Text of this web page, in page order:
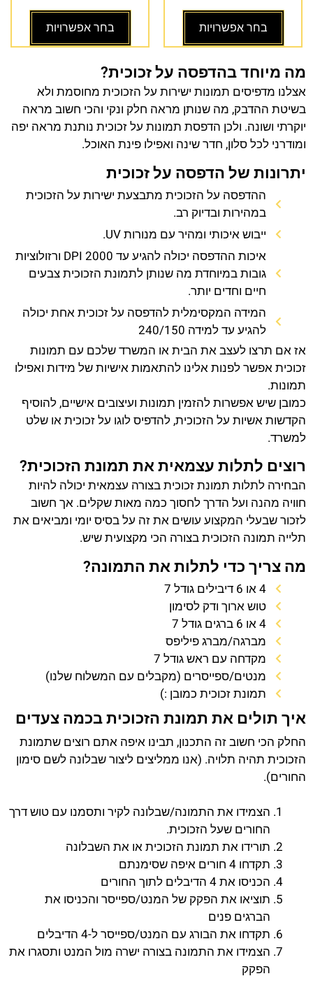
בחר אפשרויות בחר אפשרויות
מה מיוחד בהדפסה על זכוכית?
אצלנו מדפיסים תמונות ישירות על הזכוכית מחוסמת ולא
בשיטת ההדבק, מה שנותן מראה חלק ונקי והכי חשוב מראה
יוקרתי ושונה. ולכן הדפסת תמונות על זכוכית נותנת מראה יפה
ומודרני לכל סלון, חדר שינה ואפילו פינת האוכל.
יתרונות של הדפסה על זכוכית
ההדפסה על הזכוכית מתבצעת ישירות על הזכוכית
במהירות ובדיוק רב.
ייבוש איכותי ומהיר עם מנורות UV.
איכות ההדפסה יכולה להגיע עד 2000 DPI ורזולוציות
גובות במיוחדת מה שנותן לתמונת הזכוכית צבעים
חיים וחדים יותר.
המידה המקסימלית להדפסה על זכוכית אחת יכולה
להגיע עד למידה 240/150
אז אם תרצו לעצב את הבית או המשרד שלכם עם תמונות
זכוכית אפשר לפנות אלינו להתאמות אישיות של מידות ואפילו
תמונות.
כמובן שיש אפשרות להזמין תמונות ועיצובים אישיים, להוסיף
הקדשות אשיות על הזכוכית, להדפיס לוגו על זכוכית או שלט
למשרד.
רוצים לתלות עצמאית את תמונת הזכוכית?
הבחירה לתלות תמונת זכוכית בצורה עצמאית יכולה להיות
חוויה מהנה ועל הדרך לחסוך כמה מאות שקלים. אך חשוב
לזכור שבעלי המקצוע עושים את זה על בסיס יומי ומביאים את
תלייה תמונה הזכוכית בצורה הכי מקצועית שיש.
מה צריך כדי לתלות את התמונה?
4 או 6 דיבילים גודל 7
טוש ארוך ודק לסימון
4 או 6 ברגים גודל 7
מברגה/מברג פיליפס
מקדחה עם ראש גודל 7
מנטים/ספייסרים (מקבלים עם המשלוח שלנו)
תמונת זכוכית כמובן :)
איך תולים את תמונת הזכוכית בכמה צעדים
החלק הכי חשוב זה התכנון, תבינו איפה אתם רוצים שתמונת
הזכוכית תהיה תלויה. (אנו ממליצים ליצור שבלונה לשם סימון
החורים).
הצמידו את התמונה/שבלונה לקיר ותסמנו עם טוש דרך
החורים שעל הזכוכית.
תורידו את תמונת הזכוכית או את השבלונה
תקדחו 4 חורים איפה שסימנתם
הכניסו את 4 הדיבלים לתוך החורים
תוציאו את הפקק של המנט/ספייסר והכניסו את
הברגים פנים
תקדחו את הבורג עם המנט/ספייסר ל-4 הדיבלים
הצמידו את התמונה בצורה ישרה מול המנט ותסגרו את
הפקק